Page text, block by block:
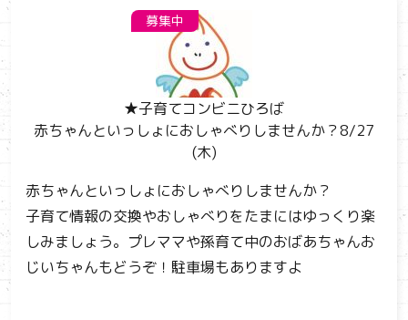
募集中
★子育てコンビニひろば
赤ちゃんといっしょにおしゃべりしませんか？8/27
(木)
赤ちゃんといっしょにおしゃべりしませんか？
子育て情報の交換やおしゃべりをたまにはゆっくり楽
しみましょう。プレママや孫育て中のおばあちゃんお
じいちゃんもどうぞ！駐車場もありますよ